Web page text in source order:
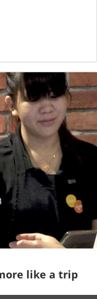
like a trip